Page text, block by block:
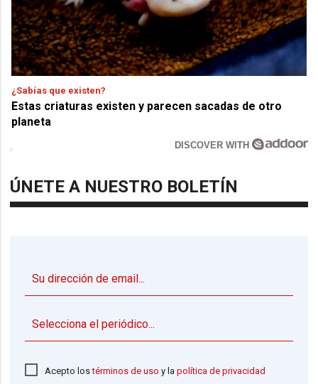
¿Sabías que existen?
Estas criaturas existen y parecen sacadas de otro
planeta
DISCOVER WITH
ÚNETE A NUESTRO BOLETÍN
Acepto lostérminos de uso y lapolítica de privacidad